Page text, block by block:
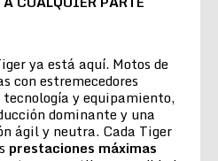
ya está aquí. Motos de
con estremecedores
y equipamiento,
dominante y una
ágil y neutra. Cada Tiger
prestaciones máximas